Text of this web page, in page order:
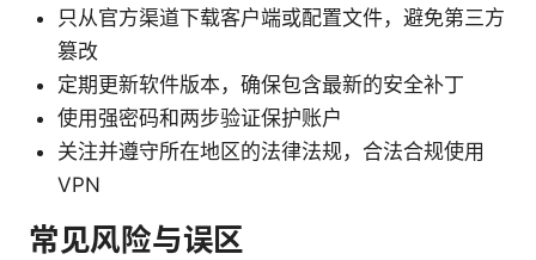
只从官方渠道下载客户端或配置文件，避免第三方
篡改
定期更新软件版本，确保包含最新的安全补丁
使用强密码和两步验证保护账户
关注并遵守所在地区的法律法规，合法合规使用
VPN
常见风险与误区